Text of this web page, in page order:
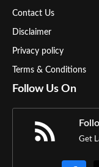
Contact Us
Disclaimer
Privacy policy
Terms & Conditions
Follow Us On
Get